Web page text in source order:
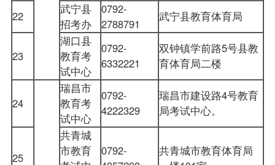
22
武宁县
招考办
0792-
2788791
武宁县教育体育局
23
湖口县
教育考
试中心
0792-
6332221
双钟镇学前路5号县教
育体育局二楼
24
瑞昌市
教育考
试中心
0792-
4222329
瑞昌市建设路4号教育
局考试中心。
25
共青城
市教育
0792-
共青城市教育体育局